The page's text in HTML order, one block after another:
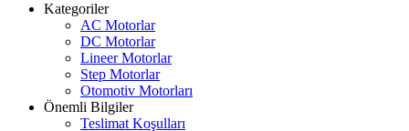
Kategoriler
AC Motorlar
DC Motorlar
Lineer Motorlar
Step Motorlar
Otomotiv Motorları
Önemli Bilgiler
Teslimat Koşulları